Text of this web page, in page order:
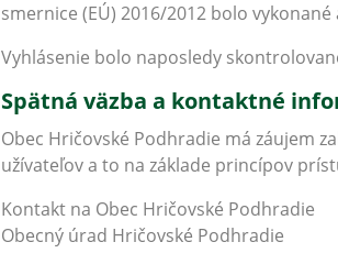
smernice (EÚ) 2016/2012 bolo
Vyhlásenie bolo naposledy
Spätná väzba a kontaktné
Obec Hričovské Podhradie má záujem
užívateľov a to na základe princípov
Kontakt na Obec Hričovské Podhradie
Obecný úrad Hričovské Podhradie